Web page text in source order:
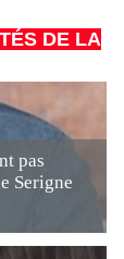
DE LA
pas
Serigne